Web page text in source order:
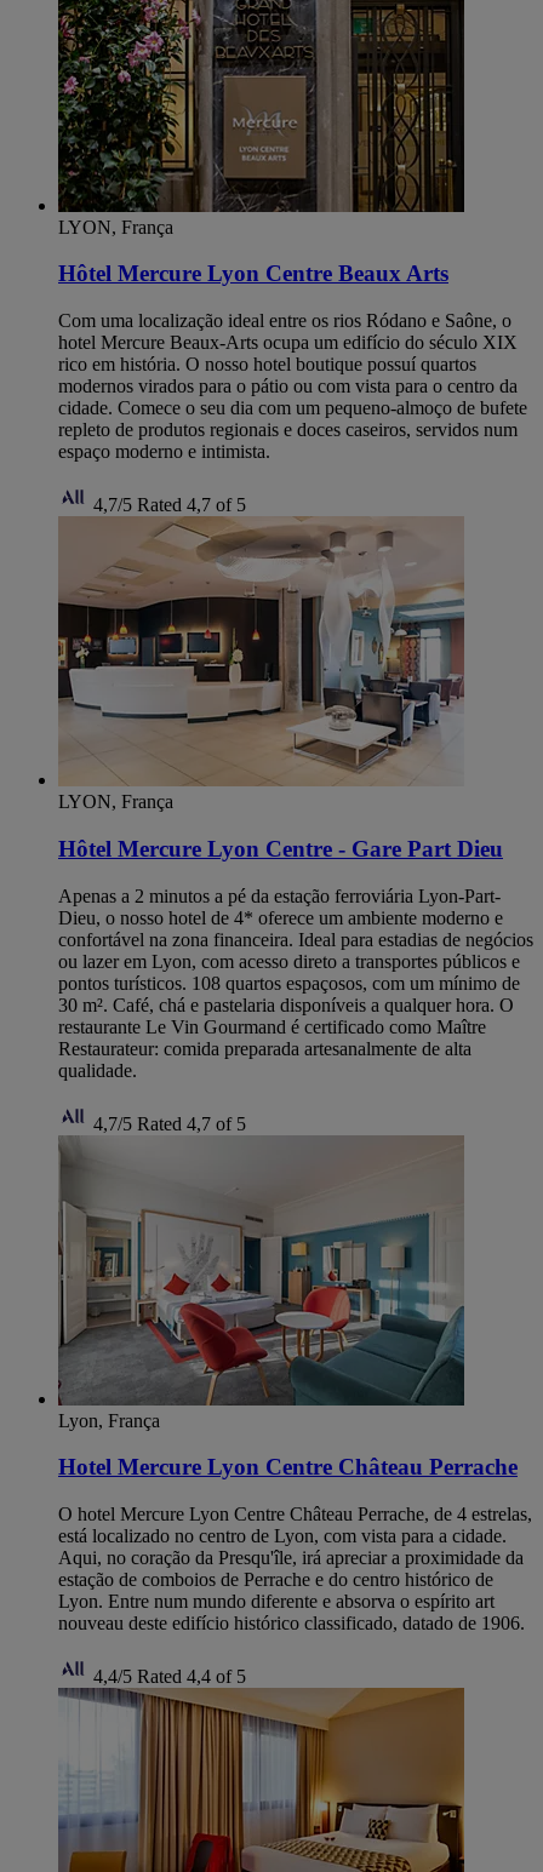
LYON, França
Hôtel Mercure Lyon Centre Beaux Arts
Com uma localização ideal entre os rios Ródano e Saône, o
hotel Mercure Beaux-Arts ocupa um edifício do século XIX
rico em história. O nosso hotel boutique possuí quartos
modernos virados para o pátio ou com vista para o centro da
cidade. Comece o seu dia com um pequeno-almoço de bufete
repleto de produtos regionais e doces caseiros, servidos num
espaço moderno e intimista.
4,7/5 Rated 4,7 of 5
LYON, França
Hôtel Mercure Lyon Centre - Gare Part Dieu
Apenas a 2 minutos a pé da estação ferroviária Lyon-Part-
Dieu, o nosso hotel de 4* oferece um ambiente moderno e
confortável na zona financeira. Ideal para estadias de negócios
ou lazer em Lyon, com acesso direto a transportes públicos e
pontos turísticos. 108 quartos espaçosos, com um mínimo de
30 m². Café, chá e pastelaria disponíveis a qualquer hora. O
restaurante Le Vin Gourmand é certificado como Maître
Restaurateur: comida preparada artesanalmente de alta
qualidade.
4,7/5 Rated 4,7 of 5
Lyon, França
Hotel Mercure Lyon Centre Château Perrache
O hotel Mercure Lyon Centre Château Perrache, de 4 estrelas,
está localizado no centro de Lyon, com vista para a cidade.
Aqui, no coração da Presqu'île, irá apreciar a proximidade da
estação de comboios de Perrache e do centro histórico de
Lyon. Entre num mundo diferente e absorva o espírito art
nouveau deste edifício histórico classificado, datado de 1906.
4,4/5 Rated 4,4 of 5